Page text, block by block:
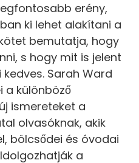
erény,
ki lehet alakítani a
bemutatja, hogy
s hogy mit is jelent
Sarah Ward
a különböző
ismereteket a
olvasóknak, akik
bölcsődei és óvodai
a